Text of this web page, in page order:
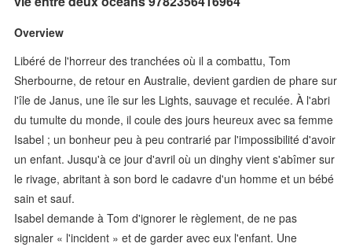
Overview
Libéré de l'horreur des tranchées où il a combattu, Tom
Sherbourne, de retour en Australie, devient gardien de phare sur
l'île de Janus, une île sur les Lights, sauvage et reculée. À l'abri
du tumulte du monde, il coule des jours heureux avec sa femme
Isabel ; un bonheur peu à peu contrarié par l'impossibilité d'avoir
un enfant. Jusqu'à ce jour d'avril où un dinghy vient s'abîmer sur
le rivage, abritant à son bord le cadavre d'un homme et un bébé
sain et sauf.
Isabel demande à Tom d'ignorer le règlement, de ne pas
signaler « l'incident » et de garder avec eux l'enfant. Une